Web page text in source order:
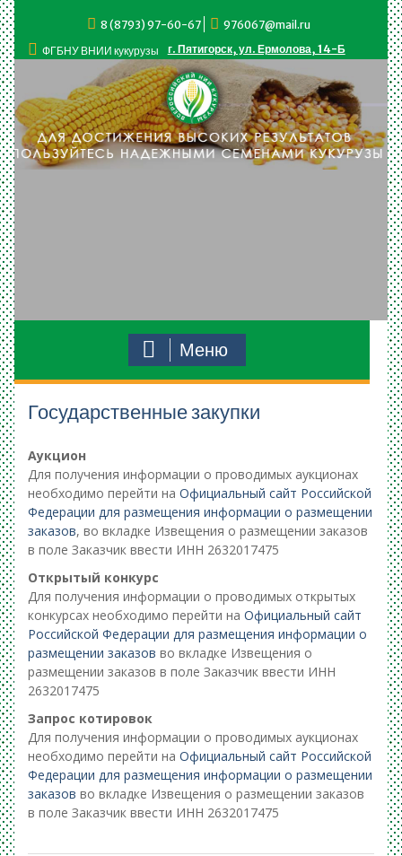
содержимому
8 (8793) 97-60-67
976067@mail.ru
ФГБНУ ВНИИ кукурузы
г. Пятигорск, ул. Ермолова, 14-Б
Меню
Государственные закупки
Аукцион
Для получения информации о проводимых аукционах
необходимо перейти на Официальный сайт Российской
Федерации для размещения информации о размещении
заказов, во вкладке Извещения о размещении заказов
в поле Заказчик ввести ИНН 2632017475
Открытый конкурс
Для получения информации о проводимых открытых
конкурсах необходимо перейти на Официальный сайт
Российской Федерации для размещения информации о
размещении заказов во вкладке Извещения о
размещении заказов в поле Заказчик ввести ИНН
2632017475
Запрос котировок
Для получения информации о проводимых аукционах
необходимо перейти на Официальный сайт Российской
Федерации для размещения информации о размещении
заказов во вкладке Извещения о размещении заказов
в поле Заказчик ввести ИНН 2632017475